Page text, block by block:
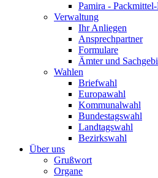
Pamira -
Verwaltung
Ihr Anliegen
Ansprechpartner
Formulare
Ämter und
Wahlen
Briefwahl
Europawahl
Kommunalwahl
Bundestagswahl
Landtagswahl
Bezirkswahl
Über uns
Grußwort
Organe